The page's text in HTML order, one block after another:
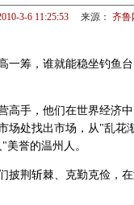
3-6 11:25:53 来源： 齐
筹，谁就能稳坐钓鱼
手，他们在世界经济
场处找出市场，从"乱
誉的温州人。
荆斩棘、克勤克俭，